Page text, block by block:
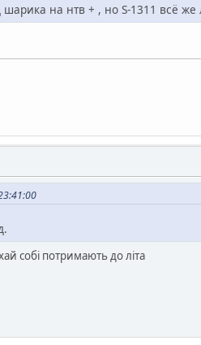
на нтв + , но S-1311 всё же
собі потримають до літа